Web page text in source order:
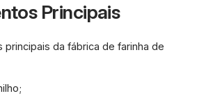
Principais
principais da fábrica de farinha de